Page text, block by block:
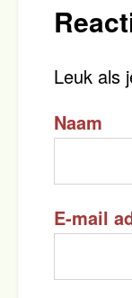
Leuk als
Naam
E-mail